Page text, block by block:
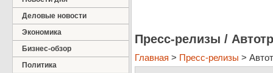
Деловые новости
Экономика
Бизнес-обзор
Политика
Пресс-релизы /
Главная > Пресс-релизы >